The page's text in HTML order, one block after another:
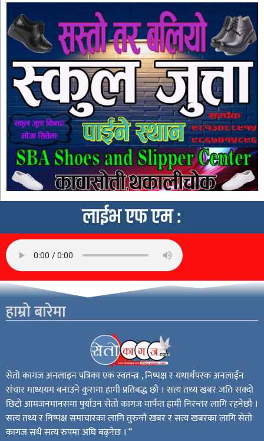
लाईभ एफ एम :
हाम्रो बारेमा
सेतो कागज अनलाइन पत्रिका एक स्वतन्त्र , निष्पक्ष र यथार्थपरक अनलाईन
संचार माध्ययम बनाउने कुरामा हामी प्रतिबद्ध छौ । सत्य तथ्य खबर जति सक्दो
छिटो आमजनमानसमा पुर्याउन सेतो कागज मार्फत हामी निरन्तर लागि रहनेछौ ।
सत्य तथ्य र निष्पक्ष समाचारका लागि तुरुन्तै खबर र सत्य खबरका लागि सेतो
कागज सधै सत्य रुपमा अघि बढ्नेछ । “